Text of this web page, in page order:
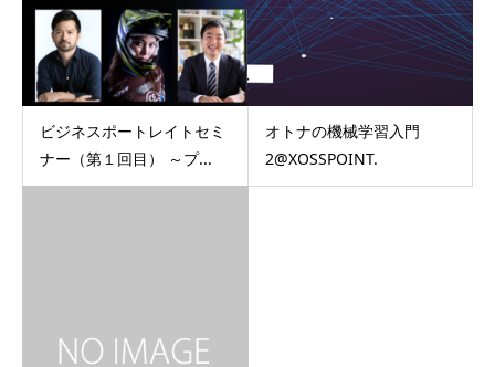
ビジネスポートレイトセミ
ナー（第１回目） ～プ...
オトナの機械学習入門
2@XOSSPOINT.